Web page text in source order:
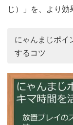
じ）」を、より効
にゃんまじポイ
するコツ